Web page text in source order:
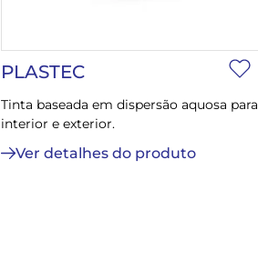
PLASTEC
Tinta baseada em dispersão aquosa para
interior e exterior.
Ver detalhes do produto